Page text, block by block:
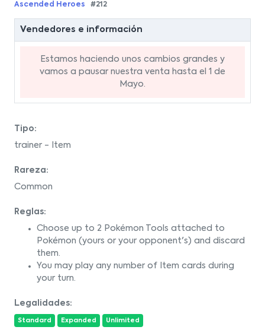
Ascended Heroes #212
Vendedores e información
Estamos haciendo unos cambios grandes y
vamos a pausar nuestra venta hasta el 1 de
Mayo.
Tipo:
trainer - Item
Rareza:
Common
Reglas:
Choose up to 2 Pokémon Tools attached to
Pokémon (yours or your opponent's) and discard
them.
You may play any number of Item cards during
your turn.
Legalidades:
Standard Expanded Unlimited